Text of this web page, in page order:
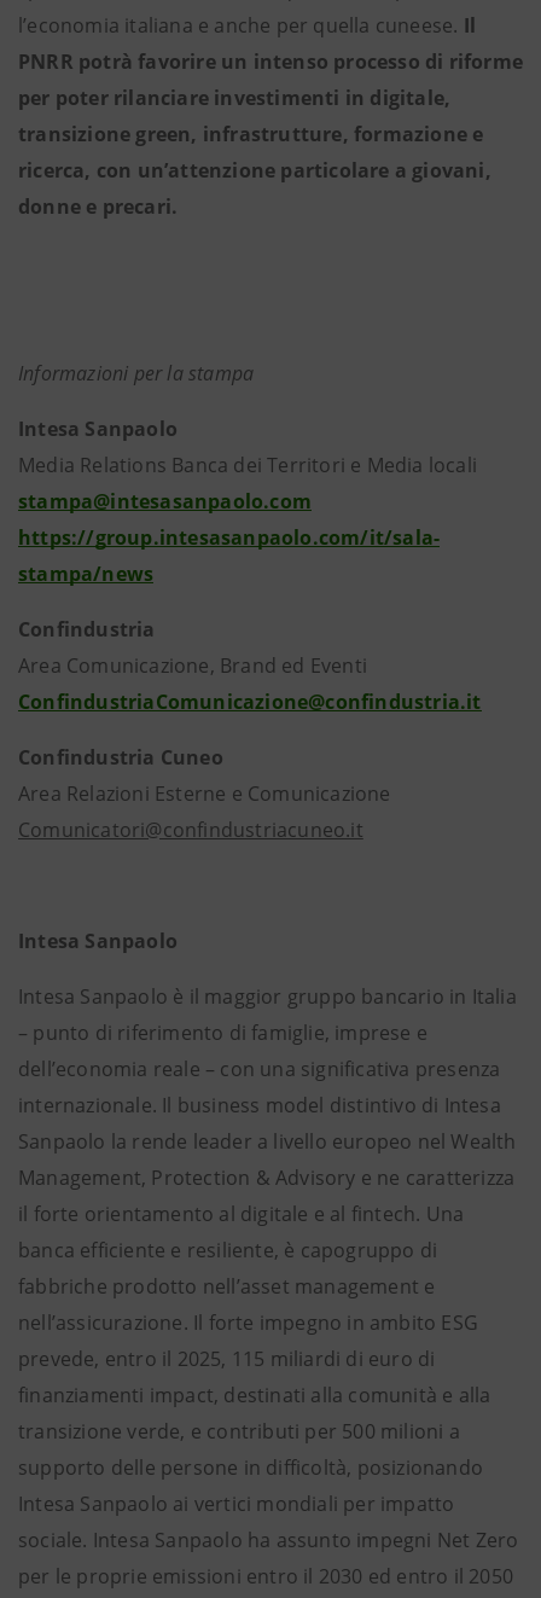
l’economia italiana e anche per quella cuneese. Il
PNRR potrà favorire un intenso processo di riforme
per poter rilanciare investimenti in digitale,
transizione green, infrastrutture, formazione e
ricerca, con un’attenzione particolare a giovani,
donne e precari.
Informazioni per la stampa
Intesa Sanpaolo
Media Relations Banca dei Territori e Media locali
stampa@intesasanpaolo.com
https://group.intesasanpaolo.com/it/sala-
stampa/news
Confindustria
Area Comunicazione, Brand ed Eventi
ConfindustriaComunicazione@confindustria.it
Confindustria Cuneo
Area Relazioni Esterne e Comunicazione
Comunicatori@confindustriacuneo.it
Intesa Sanpaolo
Intesa Sanpaolo è il maggior gruppo bancario in Italia
– punto di riferimento di famiglie, imprese e
dell’economia reale – con una significativa presenza
internazionale. Il business model distintivo di Intesa
Sanpaolo la rende leader a livello europeo nel Wealth
Management, Protection & Advisory e ne caratterizza
il forte orientamento al digitale e al fintech. Una
banca efficiente e resiliente, è capogruppo di
fabbriche prodotto nell’asset management e
nell’assicurazione. Il forte impegno in ambito ESG
prevede, entro il 2025, 115 miliardi di euro di
finanziamenti impact, destinati alla comunità e alla
transizione verde, e contributi per 500 milioni a
supporto delle persone in difficoltà, posizionando
Intesa Sanpaolo ai vertici mondiali per impatto
sociale. Intesa Sanpaolo ha assunto impegni Net Zero
per le proprie emissioni entro il 2030 ed entro il 2050